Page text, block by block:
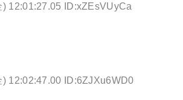
12:01:27.05 ID:xZEsVUyCa
) 12:02:47.00 ID:6ZJXu6WD0